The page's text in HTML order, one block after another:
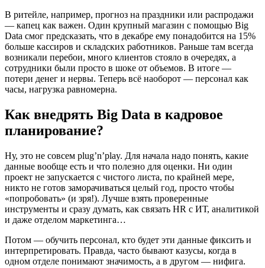
В ритейле, например, прогноз на праздники или распродажи
— капец как важен. Один крупный магазин с помощью Big
Data смог предсказать, что в декабре ему понадобится на 15%
больше кассиров и складских работников. Раньше там всегда
возникали перебои, много клиентов стояло в очередях, а
сотрудники были просто в шоке от объемов. В итоге —
потери денег и нервы. Теперь всё наоборот — персонал как
часы, нагрузка равномерна.
Как внедрять Big Data в кадровое
планирование?
Ну, это не совсем plug’n’play. Для начала надо понять, какие
данные вообще есть и что полезно для оценки. Ни один
проект не запускается с чистого листа, по крайней мере,
никто не готов заморачиваться целый год, просто чтобы
«попробовать» (и зря!). Лучше взять проверенные
инструменты и сразу думать, как связать HR с ИТ, аналитикой
и даже отделом маркетинга…
Потом — обучить персонал, кто будет эти данные фиксить и
интерпретировать. Правда, часто бывают казусы, когда в
одном отделе понимают значимость, а в другом — нифига.